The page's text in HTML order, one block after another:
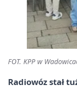
FOT. KPP w
Radiowóz stał